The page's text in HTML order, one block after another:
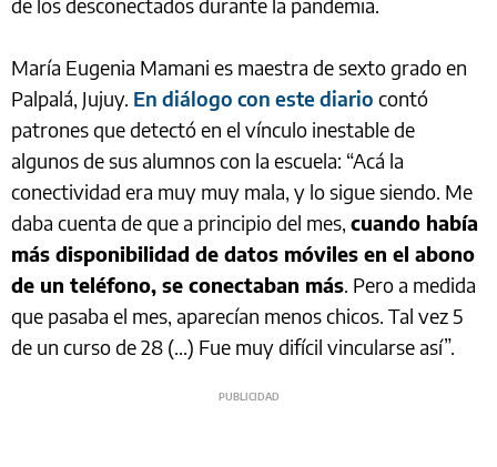
de los desconectados durante la pandemia.
María Eugenia Mamani es maestra de sexto grado en
Palpalá, Jujuy. En diálogo con este diario contó
patrones que detectó en el vínculo inestable de
algunos de sus alumnos con la escuela: “Acá la
conectividad era muy muy mala, y lo sigue siendo. Me
daba cuenta de que a principio del mes, cuando había
más disponibilidad de datos móviles en el abono
de un teléfono, se conectaban más. Pero a medida
que pasaba el mes, aparecían menos chicos. Tal vez 5
de un curso de 28 (...) Fue muy difícil vincularse así”.